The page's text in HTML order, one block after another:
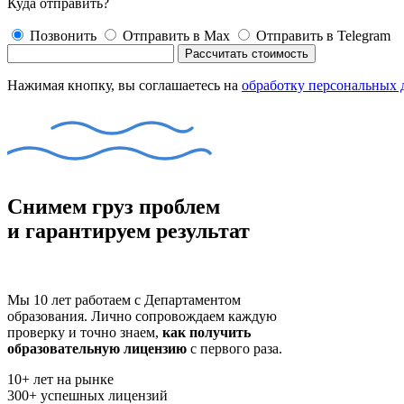
Позвонить Отправить в Max Отправить в Telegram
Рассчитать стоимость
Нажимая кнопку, вы соглашаетесь на обработку персональных
Снимем груз проблем
и гарантируем результат
Мы 10 лет работаем с Департаментом
образования. Лично сопровождаем каждую
проверку и точно знаем, как получить
образовательную лицензию с первого раза.
10+ лет на рынке
300+ успешных лицензий